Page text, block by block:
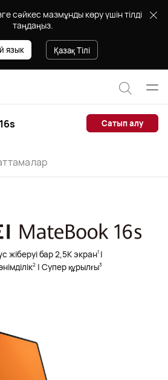
сәйкес мазмұнды көру үшін тілді
таңдаңыз.
Қазақ Тілі
язык
Сайташу
Сатып алу
жіберуі бар 2,5K экран1|
2 | Супер құрылғы3